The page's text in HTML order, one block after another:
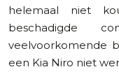
helemaal niet
beschadigde
veelvoorkomende
een Kia Niro niet